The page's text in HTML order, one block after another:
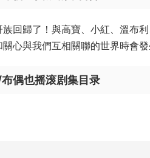
回歸了！與高寶、小紅、溫布
心與我們互相關聯的世界時會發
偶也摇滚剧集目录